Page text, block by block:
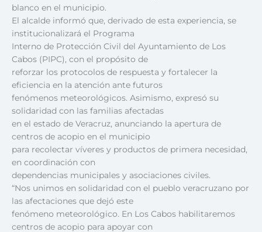
blanco en el municipio.
El alcalde informó que, derivado de esta experiencia, se
institucionalizará el Programa
Interno de Protección Civil del Ayuntamiento de Los
Cabos (PIPC), con el propósito de
reforzar los protocolos de respuesta y fortalecer la
eficiencia en la atención ante futuros
fenómenos meteorológicos. Asimismo, expresó su
solidaridad con las familias afectadas
en el estado de Veracruz, anunciando la apertura de
centros de acopio en el municipio
para recolectar víveres y productos de primera necesidad,
en coordinación con
dependencias municipales y asociaciones civiles.
“Nos unimos en solidaridad con el pueblo veracruzano por
las afectaciones que dejó este
fenómeno meteorológico. En Los Cabos habilitaremos
centros de acopio para apoyar con